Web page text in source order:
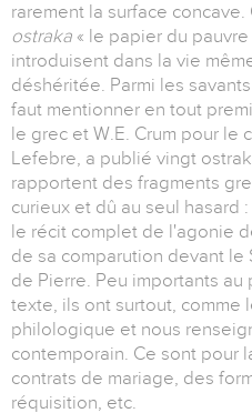
rarement la surface
ostraka « le papier du
introduisent dans la vie
déshéritée. Parmi les
faut mentionner en tout
le grec et W.E. Crum pour le
Lefebre, a publié vingt
rapportent des fragments
curieux et dû au seul hasard
le récit complet de l'agonie
de sa comparution devant
de Pierre. Peu importants
texte, ils ont surtout, comme
philologique et nous
contemporain. Ce sont pour
contrats de mariage, des
réquisition, etc.